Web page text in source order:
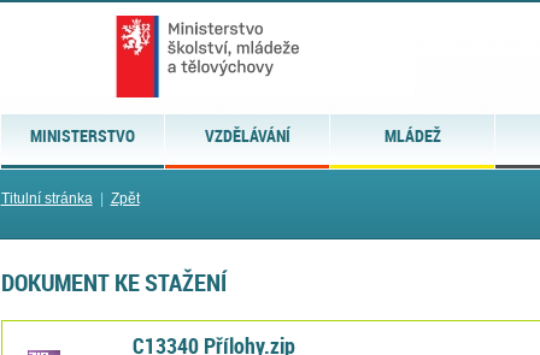
MINISTERSTVO VZDĚLÁVÁNÍ MLÁDEŽ
Titulní stránka| Zpět
DOKUMENT KE STAŽENÍ
C13340 Přílohy.zip